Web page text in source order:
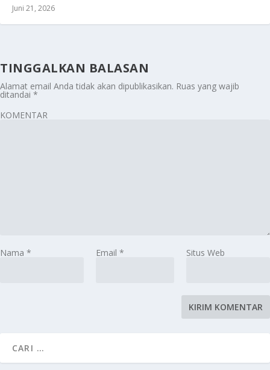
Juni 21, 2026
TINGGALKAN BALASAN
Alamat email Anda tidak akan dipublikasikan. Ruas yang wajib
ditandai *
KOMENTAR
Nama * Email* Situs Web